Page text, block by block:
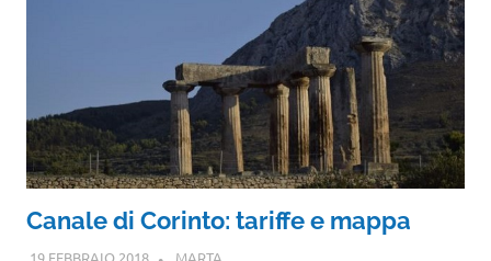
Canale di Corinto: tariffe e mappa
19 FEBBRAIO 2018 MARTA